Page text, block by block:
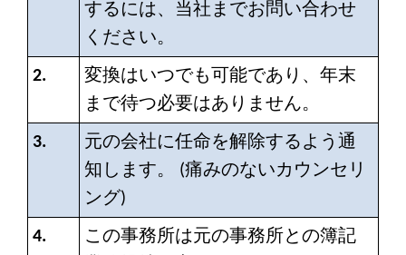
するには、当社までお問い合わせ
ください。
2.
変換はいつでも可能であり、年末
まで待つ必要はありません。
3.
元の会社に任命を解除するよう通
知します。 (痛みのないカウンセリ
ング)
4.
この事務所は元の事務所との簿記